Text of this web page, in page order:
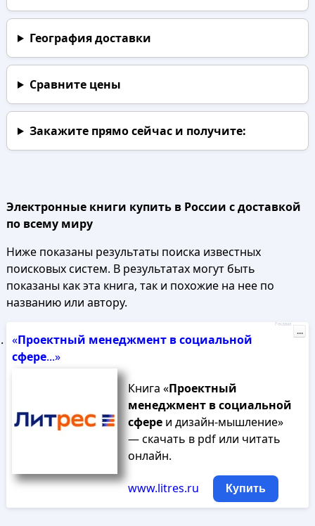
География доставки
Сравните цены
Закажите прямо сейчаси получите:
Электронные книги купить в России с доставкой
по всему миру
Ниже показаны результаты поиска известных
поисковых систем. В результатах могут быть
показаны как эта книга, так и похожие на нее по
названию или автору.
«Проектный менеджмент всоциальной
сфере...»
Книга «Проектный
менеджмент всоциальной
сфереи дизайн-мышление»
— скачать в pdf или читать
онлайн.
www.litres.ru Купить
Реклама
...